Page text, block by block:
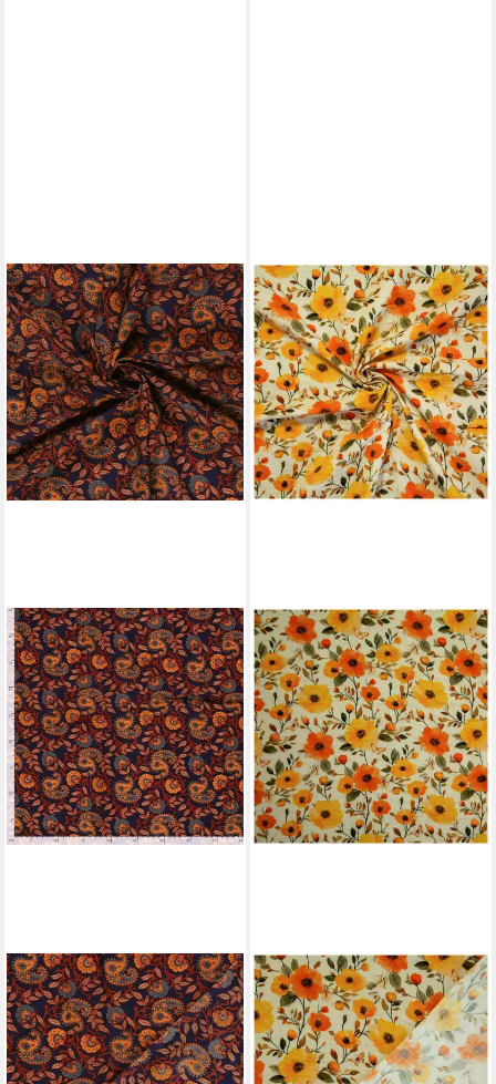
MADDMA
Stoff Baumwoll Voile Stoff
Paisley Muster Nachtblau
Meterware Sommer Stoff
11,02 €
MADDMA
Stoff Musselin Stoff Flower
Double Gauze Baumwolle 1/2
Meterware 130 cm, Blumen 3
7,58 €